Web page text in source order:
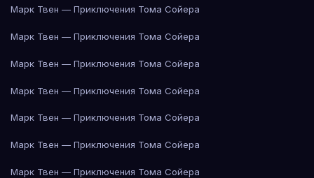
Марк Твен — Приключения Тома Сойера
Марк Твен — Приключения Тома Сойера
Марк Твен — Приключения Тома Сойера
Марк Твен — Приключения Тома Сойера
Марк Твен — Приключения Тома Сойера
Марк Твен — Приключения Тома Сойера
Марк Твен — Приключения Тома Сойера